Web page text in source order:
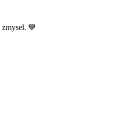
💙